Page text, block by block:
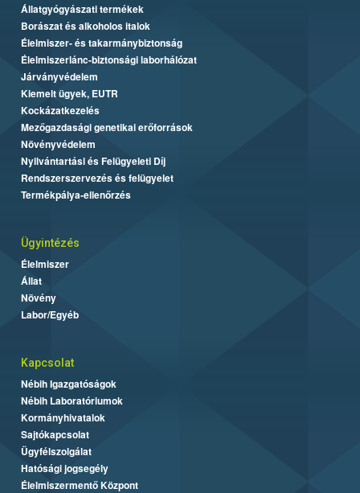
Állatgyógyászati termékek
Borászat és alkoholos italok
Élelmiszer- és takarmánybiztonság
Élelmiszerlánc-biztonsági laborhálózat
Járványvédelem
Kiemelt ügyek, EUTR
Kockázatkezelés
Mezőgazdasági genetikai erőforrások
Növényvédelem
Nyilvántartási és Felügyeleti Díj
Rendszerszervezés és felügyelet
Termékpálya-ellenőrzés
Ügyintézés
Élelmiszer
Állat
Növény
Labor/Egyéb
Kapcsolat
Nébih Igazgatóságok
Nébih Laboratóriumok
Kormányhivatalok
Sajtókapcsolat
Ügyfélszolgálat
Hatósági jogsegély
Élelmiszermentő Központ